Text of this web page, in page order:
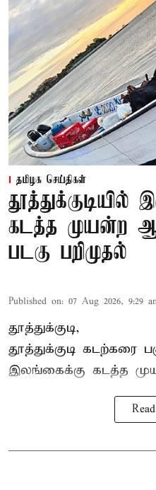
தமிழக செய்திகள்
தூத்துக்குடியில்
கடத்த முயன்ற
படகு பறிமுதல்
Published on: 07 Aug 2026, 9:29
தூத்துக்குடி,
தூத்துக்குடி கடற்கரை
இலங்கைக்கு கடத்த